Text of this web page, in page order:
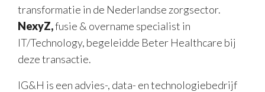
transformatie in de Nederlandse zorgsector.
NexyZ,fusie & overname specialist in
IT/Technology, begeleidde Beter Healthcare bij
deze transactie.
IG&H is een advies-, data- en technologiebedrijf